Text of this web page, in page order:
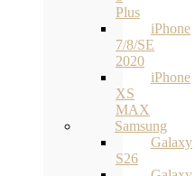
Plus
iPhone
7/8/SE
2020
iPhone
XS
MAX
Samsung
Galaxy
S26